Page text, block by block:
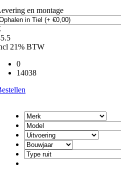
en montage
21% BTW
0
14038